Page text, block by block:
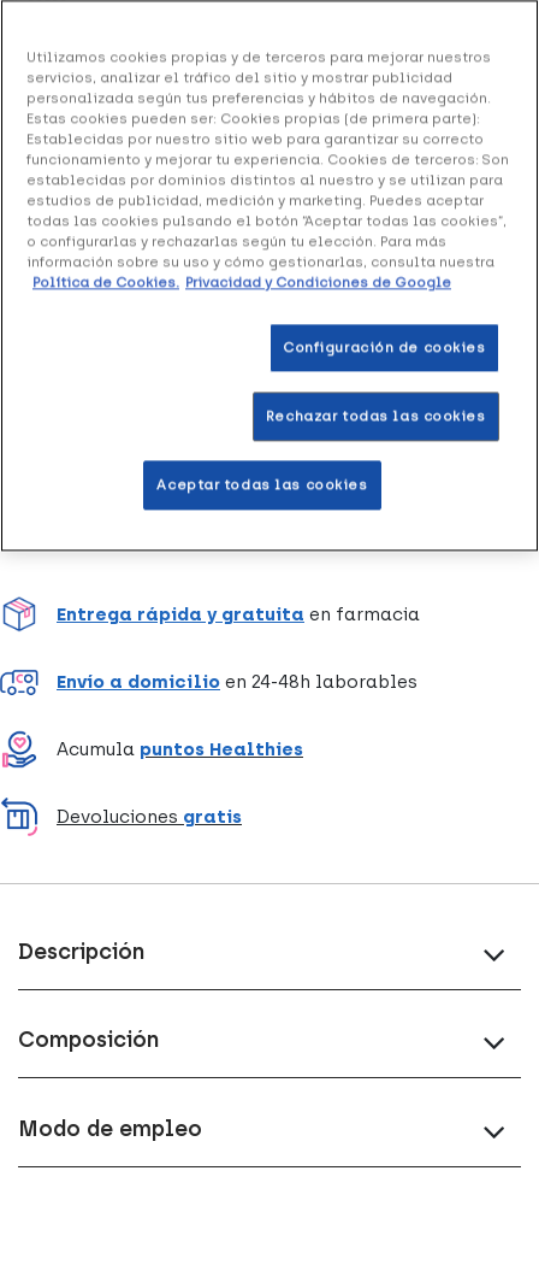
Unidad
12.54 €
+ 25 puntos Healthies
Orliman Muñequera Elástica Regulable TN-261está
compuesta por materiales ligeros y elásticos que se
ajustan a la muñeca. Favorece la rehabilitación y
Añadir a la Wishlist
Entrega rápida y gratuita en farmacia
Envío a domicilio en 24-48h laborables
Acumula puntos Healthies
Devoluciones gratis
Descripción
Composición
Modo de empleo
Utilizamos cookies propias y de terceros para mejorar nuestros
servicios, analizar el tráfico del sitio y mostrar publicidad
personalizada según tus preferencias y hábitos de navegación.
Estas cookies pueden ser: Cookies propias (de primera parte):
Establecidas por nuestro sitio web para garantizar su correcto
funcionamiento y mejorar tu experiencia. Cookies de terceros: Son
establecidas por dominios distintos al nuestro y se utilizan para
estudios de publicidad, medición y marketing. Puedes aceptar
todas las cookies pulsando el botón “Aceptar todas las cookies”,
o configurarlas y rechazarlas según tu elección. Para más
información sobre su uso y cómo gestionarlas, consulta nuestra
Política de Cookies. Privacidad y Condiciones de Google
Configuración de cookies
Rechazar todas las cookies
Aceptar todas las cookies